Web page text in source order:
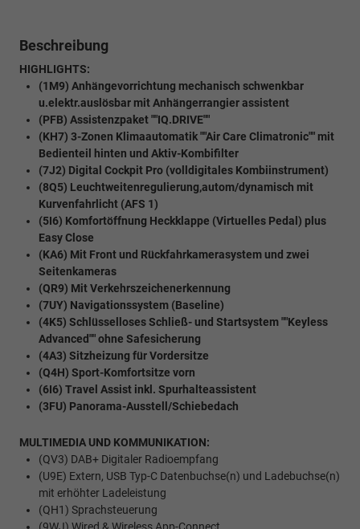
Beschreibung
HIGHLIGHTS:
(1M9) Anhängevorrichtung mechanisch schwenkbar
u.elektr.auslösbar mit Anhängerrangier assistent
(PFB) Assistenzpaket ""IQ.DRIVE""
(KH7) 3-Zonen Klimaautomatik ""Air Care Climatronic"" mit
Bedienteil hinten und Aktiv-Kombifilter
(7J2) Digital Cockpit Pro (volldigitales Kombiinstrument)
(8Q5) Leuchtweitenregulierung,autom/dynamisch mit
Kurvenfahrlicht (AFS 1)
(5I6) Komfortöffnung Heckklappe (Virtuelles Pedal) plus
Easy Close
(KA6) Mit Front und Rückfahrkamerasystem und zwei
Seitenkameras
(QR9) Mit Verkehrszeichenerkennung
(7UY) Navigationssystem (Baseline)
(4K5) Schlüsselloses Schließ- und Startsystem ""Keyless
Advanced"" ohne Safesicherung
(4A3) Sitzheizung für Vordersitze
(Q4H) Sport-Komfortsitze vorn
(6I6) Travel Assist inkl. Spurhalteassistent
(3FU) Panorama-Ausstell/Schiebedach
MULTIMEDIA UND KOMMUNIKATION:
(QV3) DAB+ Digitaler Radioempfang
(U9E) Extern, USB Typ-C Datenbuchse(n) und Ladebuchse(n)
mit erhöhter Ladeleistung
(QH1) Sprachsteuerung